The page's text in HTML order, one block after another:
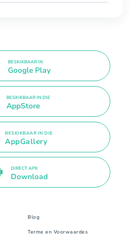
BESKIKBAAR IN
Google Play
BESKIKBAAR IN DIE
AppStore
BESKIKBAAR IN DIE
AppGallery
DIRECT APK
Download
Blog
Terme en Voorwaardes